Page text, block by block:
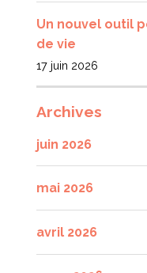
Un nouvel outil
de vie
17 juin 2026
Archives
juin 2026
mai 2026
avril 2026